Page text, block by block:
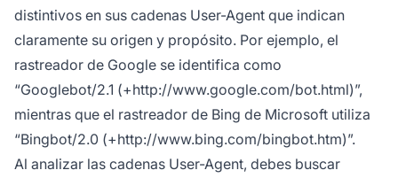
distintivos en sus cadenas User-Agent que indican
claramente su origen y propósito. Por ejemplo, el
rastreador de Google se identifica como
“Googlebot/2.1 (+http://www.google.com/bot.html)”,
mientras que el rastreador de Bing de Microsoft utiliza
“Bingbot/2.0 (+http://www.bing.com/bingbot.htm)”.
Al analizar las cadenas User-Agent, debes buscar